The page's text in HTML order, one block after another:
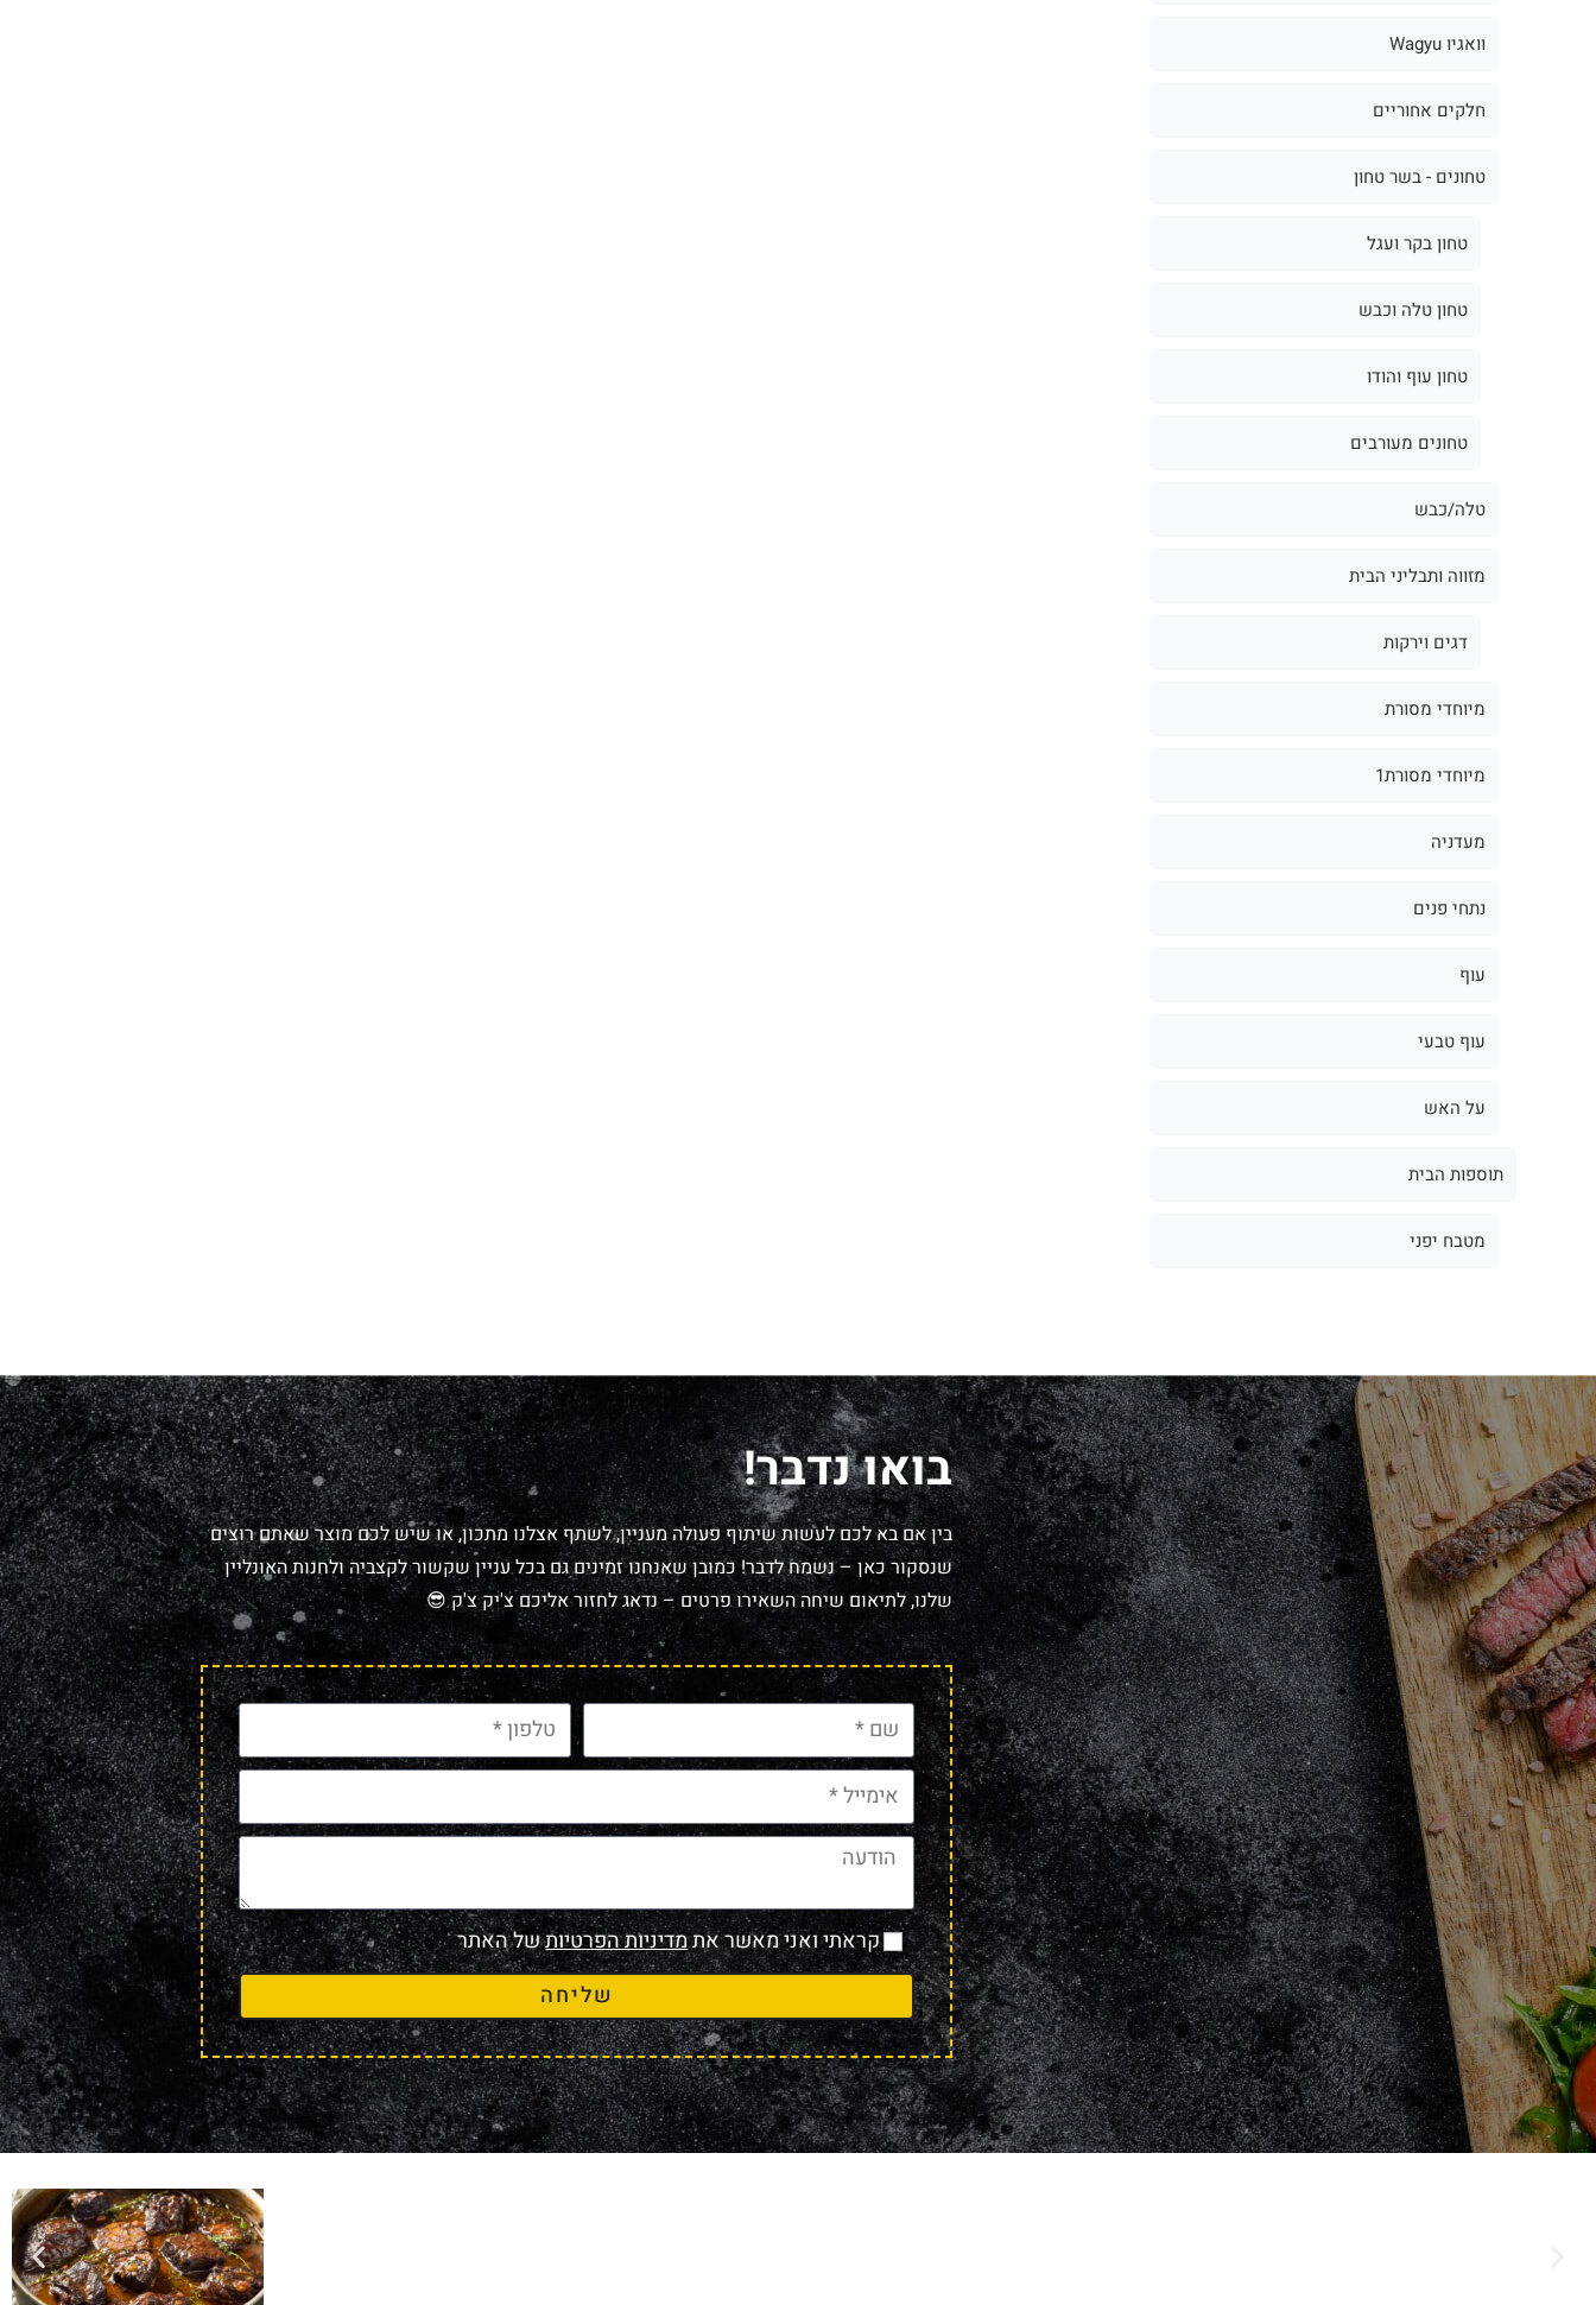
וואגיו Wagyu
חלקים אחוריים
טחונים - בשר טחון
טחון בקר ועגל
טחון טלה וכבש
טחון עוף והודו
טחונים מעורבים
טלה/כבש
מזווה ותבליני הבית
דגים וירקות
מיוחדי מסורת
מיוחדי מסורת1
מעדניה
נתחי פנים
עוף
עוף טבעי
על האש
תוספות הבית
מטבח יפני
בואו נדבר!
בין אם בא לכם לעשות שיתוף פעולה מעניין, לשתף אצלנו מתכון, או שיש לכם מוצר שאתם רוצים
שנסקור כאן – נשמח לדבר! כמובן שאנחנו זמינים גם בכל עניין שקשור לקצביה ולחנות האונליין
שלנו, לתיאום שיחה השאירו פרטים – נדאג לחזור אליכם צ'יק צ'ק 😎
קראתי ואני מאשר אתמדיניות הפרטיותשל האתר
שליחה